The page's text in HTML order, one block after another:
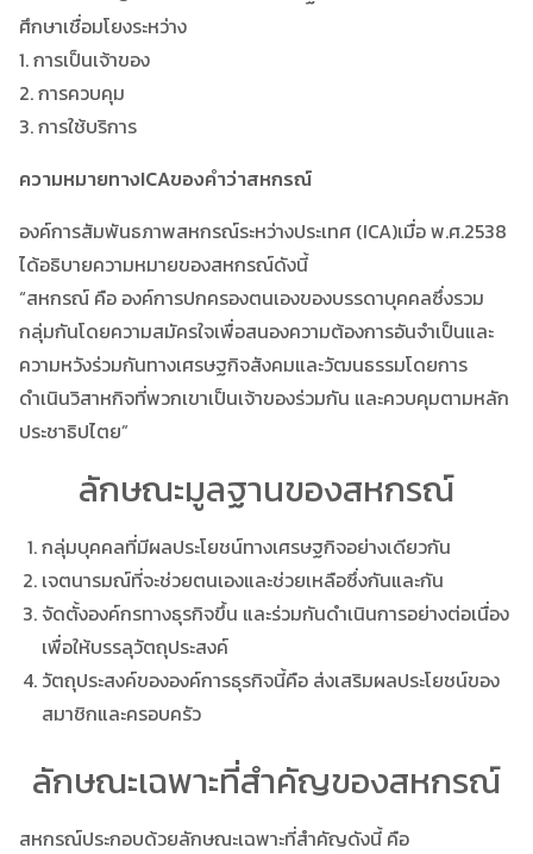
ศึกษาเชื่อมโยงระหว่าง
1. การเป็นเจ้าของ
2. การควบคุม
3. การใช้บริการ
ความหมายทางICAของคำว่าสหกรณ์
องค์การสัมพันธภาพสหกรณ์ระหว่างประเทศ (ICA)เมื่อ พ.ศ.2538
ได้อธิบายความหมายของสหกรณ์ดังนี้
“สหกรณ์ คือ องค์การปกครองตนเองของบรรดาบุคคลซึ่งรวม
กลุ่มกันโดยความสมัครใจเพื่อสนองความต้องการอันจำเป็นและ
ความหวังร่วมกันทางเศรษฐกิจสังคมและวัฒนธรรมโดยการ
ดำเนินวิสาหกิจที่พวกเขาเป็นเจ้าของร่วมกัน และควบคุมตามหลัก
ประชาธิปไตย”
ลักษณะมูลฐานของสหกรณ์
กลุ่มบุคคลที่มีผลประโยชน์ทางเศรษฐกิจอย่างเดียวกัน
เจตนารมณ์ที่จะช่วยตนเองและช่วยเหลือซึ่งกันและกัน
จัดตั้งองค์กรทางธุรกิจขึ้น และร่วมกันดำเนินการอย่างต่อเนื่อง
เพื่อให้บรรลุวัตถุประสงค์
วัตถุประสงค์ขององค์การธุรกิจนี้คือ ส่งเสริมผลประโยชน์ของ
สมาชิกและครอบครัว
ลักษณะเฉพาะที่สำคัญของสหกรณ์
สหกรณ์ประกอบด้วยลักษณะเฉพาะที่สำคัญดังนี้ คือ